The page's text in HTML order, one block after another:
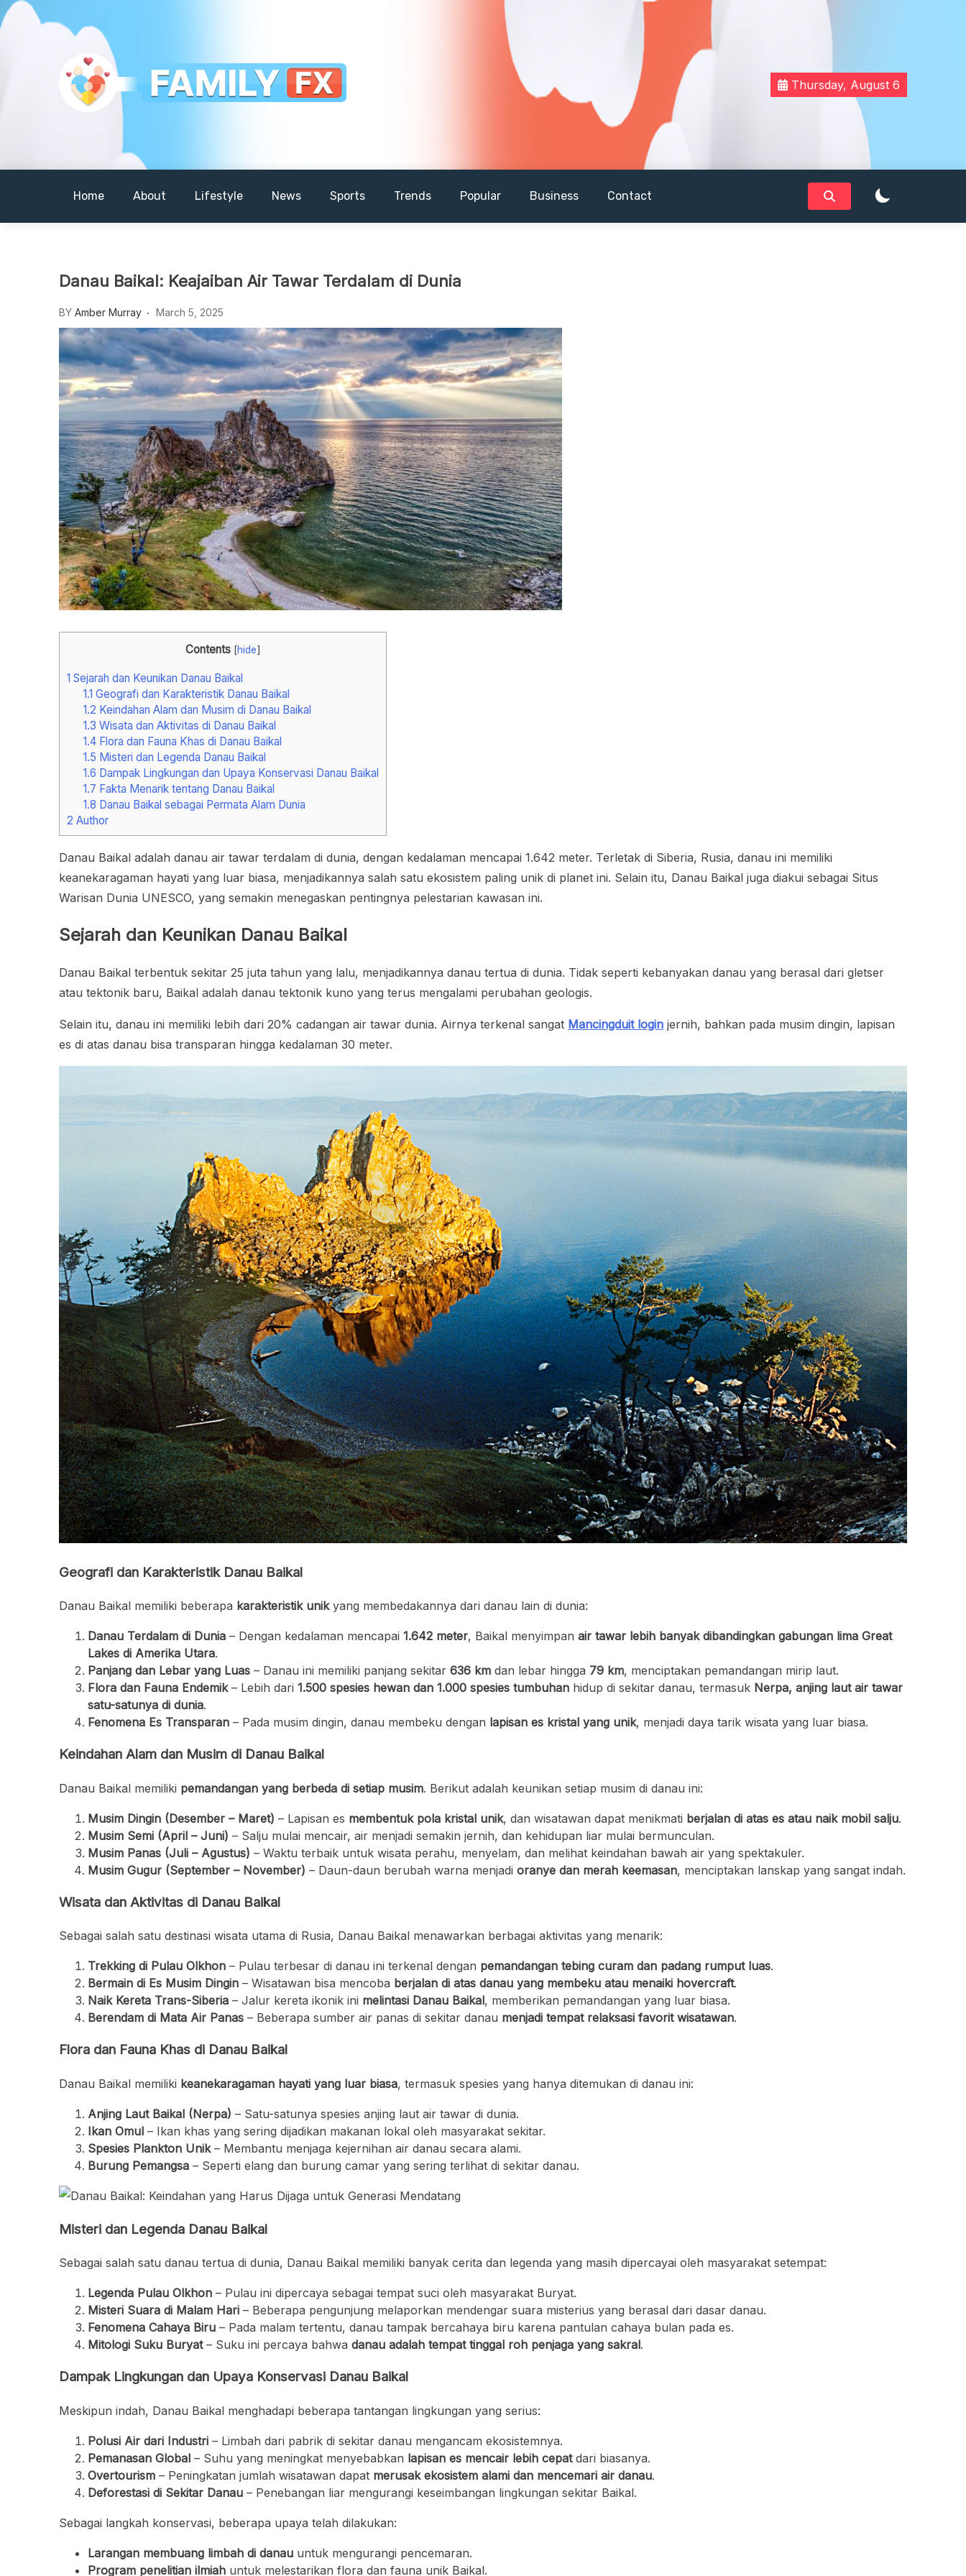
Skip
to
Familyfx
Your Daily Dose of Family Wisdom
Thursday, August 6
Home About Lifestyle News Sports Trends Popular Business Contact
Danau Baikal: Keajaiban Air Tawar Terdalam di Dunia
BY Amber Murray March 5, 2025
Contents [hide]
1 Sejarah dan Keunikan Danau Baikal
1.1 Geografi dan Karakteristik Danau Baikal
1.2 Keindahan Alam dan Musim di Danau Baikal
1.3 Wisata dan Aktivitas di Danau Baikal
1.4Flora dan Fauna Khas di Danau Baikal
1.5 Misteri dan Legenda Danau Baikal
1.6 Dampak Lingkungan dan Upaya Konservasi Danau Baikal
1.7 Fakta Menarik tentang Danau Baikal
1.8 Danau Baikal sebagai Permata Alam Dunia
2 Author
Danau Baikal adalah danau air tawar terdalam di dunia, dengan kedalaman mencapai 1.642 meter. Terletak di Siberia, Rusia, danau ini memiliki
keanekaragaman hayati yang luar biasa, menjadikannya salah satu ekosistem paling unik di planet ini. Selain itu, Danau Baikal juga diakui sebagai Situs
Warisan Dunia UNESCO, yang semakin menegaskan pentingnya pelestarian kawasan ini.
Sejarah dan Keunikan Danau Baikal
Danau Baikal terbentuk sekitar 25 juta tahun yang lalu, menjadikannya danau tertua di dunia. Tidak seperti kebanyakan danau yang berasal dari gletser
atau tektonik baru, Baikal adalah danau tektonik kuno yang terus mengalami perubahan geologis.
Selain itu, danau ini memiliki lebih dari 20% cadangan air tawar dunia. Airnya terkenal sangat Mancingduit login jernih, bahkan pada musim dingin, lapisan
es di atas danau bisa transparan hingga kedalaman 30 meter.
Geografi dan Karakteristik Danau Baikal
Danau Baikal memiliki beberapa karakteristik unikyang membedakannya dari danau lain di dunia:
Danau Terdalam di Dunia – Dengan kedalaman mencapai 1.642 meter, Baikal menyimpan air tawar lebih banyak dibandingkan gabungan lima Great
Lakes di Amerika Utara.
Panjang dan Lebar yang Luas – Danau ini memiliki panjang sekitar 636 km dan lebar hingga 79 km, menciptakan pemandangan mirip laut.
Flora dan Fauna Endemik– Lebih dari 1.500 spesies hewan dan 1.000 spesies tumbuhan hidup di sekitar danau, termasuk Nerpa, anjing laut air tawar
satu-satunya di dunia.
Fenomena Es Transparan – Pada musim dingin, danau membeku dengan lapisan es kristal yang unik, menjadi daya tarik wisata yang luar biasa.
Keindahan Alam dan Musim di Danau Baikal
Danau Baikal memiliki pemandangan yang berbeda di setiap musim. Berikut adalah keunikan setiap musim di danau ini:
Musim Dingin (Desember – Maret) – Lapisan es membentuk pola kristal unik, dan wisatawan dapat menikmati berjalan di atas es atau naik mobil salju.
Musim Semi (April – Juni) – Salju mulai mencair, air menjadi semakin jernih, dan kehidupan liar mulai bermunculan.
Musim Panas (Juli – Agustus) – Waktu terbaik untuk wisata perahu, menyelam, dan melihat keindahan bawah air yang spektakuler.
Musim Gugur (September – November) – Daun-daun berubah warna menjadi oranye dan merah keemasan, menciptakan lanskap yang sangat indah.
Wisata dan Aktivitas di Danau Baikal
Sebagai salah satu destinasi wisata utama di Rusia, Danau Baikal menawarkan berbagai aktivitas yang menarik:
Trekking di Pulau Olkhon – Pulau terbesar di danau ini terkenal dengan pemandangan tebing curam dan padang rumput luas.
Bermain di Es Musim Dingin – Wisatawan bisa mencoba berjalan di atas danau yang membeku atau menaiki hovercraft.
Naik Kereta Trans-Siberia – Jalur kereta ikonik ini melintasi Danau Baikal, memberikan pemandangan yang luar biasa.
Berendam di Mata Air Panas – Beberapa sumber air panas di sekitar danau menjadi tempat relaksasi favorit wisatawan.
Flora dan Fauna Khas di Danau Baikal
Danau Baikal memiliki keanekaragaman hayati yang luar biasa, termasuk spesies yang hanya ditemukan di danau ini:
Anjing Laut Baikal (Nerpa) – Satu-satunya spesies anjing laut air tawar di dunia.
Ikan Omul – Ikan khas yang sering dijadikan makanan lokal oleh masyarakat sekitar.
Spesies Plankton Unik– Membantu menjaga kejernihan air danau secara alami.
Burung Pemangsa – Seperti elang dan burung camar yang sering terlihat di sekitar danau.
Misteri dan Legenda Danau Baikal
Sebagai salah satu danau tertua di dunia, Danau Baikal memiliki banyak cerita dan legenda yang masih dipercayai oleh masyarakat setempat:
Legenda Pulau Olkhon – Pulau ini dipercaya sebagai tempat suci oleh masyarakat Buryat.
Misteri Suara di Malam Hari – Beberapa pengunjung melaporkan mendengar suara misterius yang berasal dari dasar danau.
Fenomena Cahaya Biru – Pada malam tertentu, danau tampak bercahaya biru karena pantulan cahaya bulan pada es.
Mitologi Suku Buryat– Suku ini percaya bahwa danau adalah tempat tinggal roh penjaga yang sakral.
Dampak Lingkungan dan Upaya Konservasi Danau Baikal
Meskipun indah, Danau Baikal menghadapi beberapa tantangan lingkungan yang serius:
Polusi Air dari Industri – Limbah dari pabrik di sekitar danau mengancam ekosistemnya.
Pemanasan Global – Suhu yang meningkat menyebabkan lapisan es mencair lebih cepatdari biasanya.
Overtourism – Peningkatan jumlah wisatawan dapat merusak ekosistem alami dan mencemari air danau.
Deforestasi di Sekitar Danau – Penebangan liar mengurangi keseimbangan lingkungan sekitar Baikal.
Sebagai langkah konservasi, beberapa upaya telah dilakukan:
Larangan membuang limbah di danau untuk mengurangi pencemaran.
Program penelitian ilmiah untuk melestarikan flora dan fauna unik Baikal.